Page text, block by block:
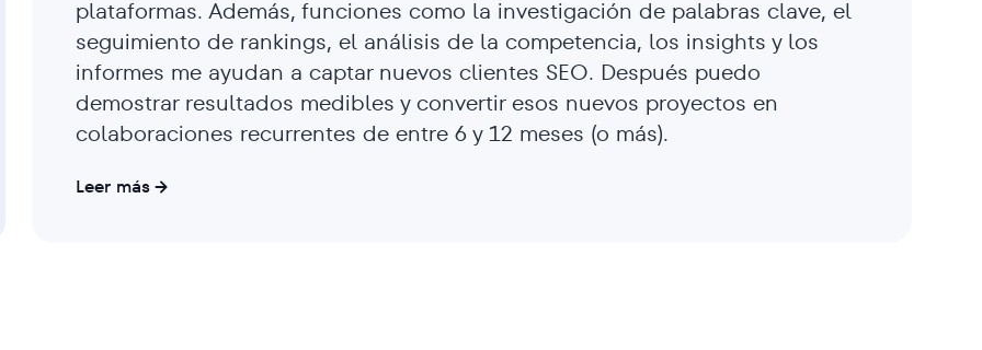
plataformas. Además, funciones como la investigación de palabras clave, el
seguimiento de rankings, el análisis de la competencia, los insights y los
informes me ayudan a captar nuevos clientes SEO. Después puedo
demostrar resultados medibles y convertir esos nuevos proyectos en
colaboraciones recurrentes de entre 6 y 12 meses (o más).
Leer más